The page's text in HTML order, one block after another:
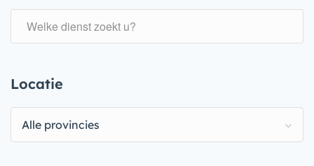
Locatie
Alle provincies